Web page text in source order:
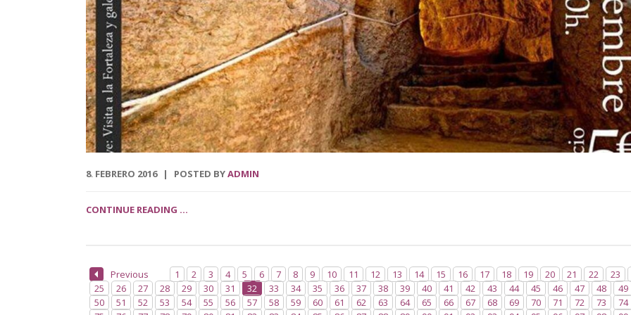
8. FEBRERO 2016 POSTED BYADMIN
CONTINUE READING ...
Previous 1 2 3 4 5 6 7 8 9 10 11 12 13 14 15 16 17 18 19 20 21 22
23
25
26 27 28 29 30 31 32 33 34 35 36 37 38 39 40 41 42 43 44 45 46 47 48
49
50
51 52 53 54 55 56 57 58 59 60 61 62 63 64 65 66 67 68 69 70 71 72 73
74